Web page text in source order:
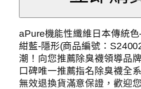
aPure機能性纖維日本傳統
紺藍-隱形(商品編號：
潮！向您推薦除臭襪領導品
口碑唯一推薦指名除臭襪全
無效退換貨滿意保證，歡迎